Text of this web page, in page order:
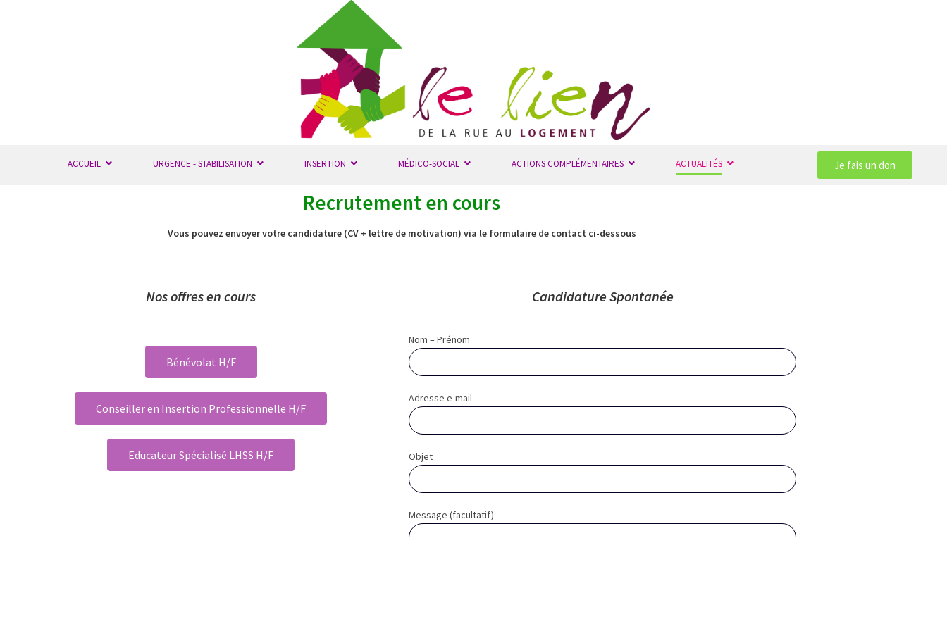
ACCUEIL URGENCE - STABILISATION INSERTION MÉDICO-SOCIAL ACTIONS COMPLÉMENTAIRES ACTUALITÉS Je fais un don
Recrutement en cours
Vous pouvez envoyer votre candidature (CV + lettre de motivation) via le formulaire de contact ci-dessous
Nos offres en cours
Bénévolat H/F
Conseiller en Insertion Professionnelle H/F
Educateur Spécialisé LHSS H/F
Candidature Spontanée
Nom – Prénom
Adresse e-mail
Objet
Message (facultatif)